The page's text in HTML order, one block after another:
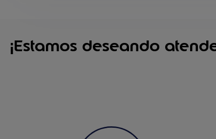
¡Estamos deseando